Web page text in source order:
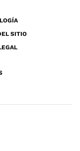
SITIO